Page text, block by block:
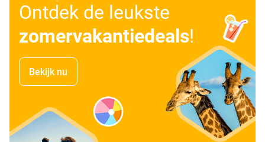
Ontdek de leukste
zomervakantiedeals!
Bekijk nu